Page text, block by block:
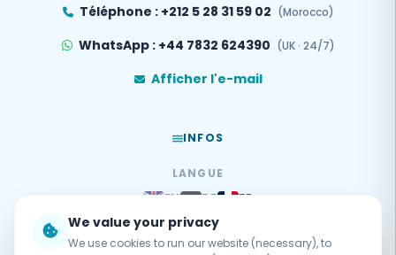
Téléphone : +212 5 28 31 59 02 (Morocco)
WhatsApp : +44 7832 624390 (UK · 24/7)
Afficher l'e-mail
INFOS
LANGUE
EN
DE FR
PAIEMENT SÉCURISÉ
We value your privacy
We use cookies to run our website (necessary), to